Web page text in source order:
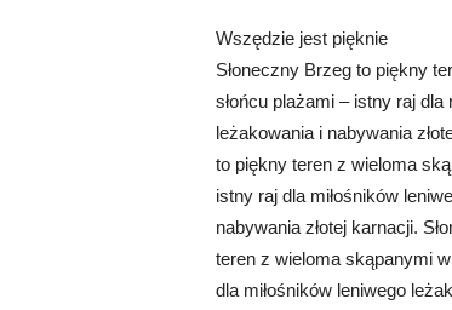
Wszędzie jest pięknie
Słoneczny Brzeg to piękny
słońcu plażami – istny raj dla
leżakowania i nabywania
to piękny teren z wieloma
istny raj dla miłośników
nabywania złotej karnacji.
teren z wieloma skąpanymi
dla miłośników leniwego